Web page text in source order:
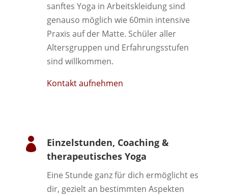
sanftes Yoga in Arbeitskleidungsind
genauso möglich wie 60min intensive
Praxis auf der Matte. Schüler aller
Altersgruppen und Erfahrungsstufen
sind willkommen.
Kontakt aufnehmen

Einzelstunden, Coaching &
therapeutisches Yoga
Eine Stunde ganz für dich ermöglicht es
dir, gezielt an bestimmten Aspekten